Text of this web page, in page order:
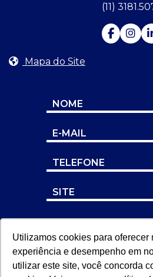
Utilizamos cookies para oferecer
experiência e desempenho em
utilizar este site, você concorda
(11)
Mapa do Site